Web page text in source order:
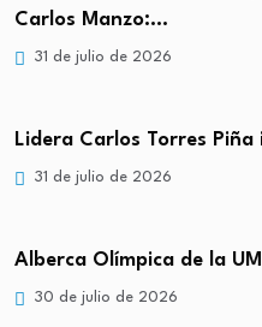
Carlos Manzo:…
31 de julio de 2026
Lidera Carlos Torres
31 de julio de 2026
Alberca Olímpica de la
30 de julio de 2026